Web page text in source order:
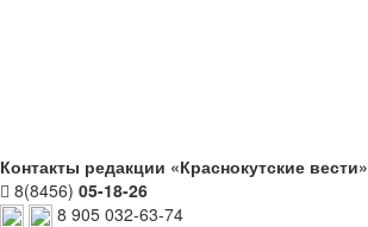
Контакты редакции «Краснокутские вести»
8(8456) 05-18-26
8 905 032-63-74